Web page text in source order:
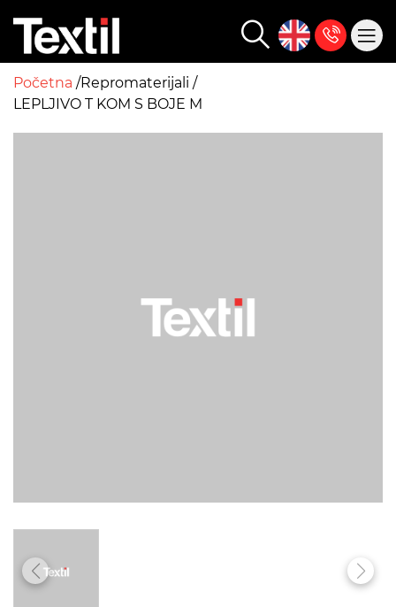
Početna Repromaterijali
LEPLJIVO T KOM S BOJE M